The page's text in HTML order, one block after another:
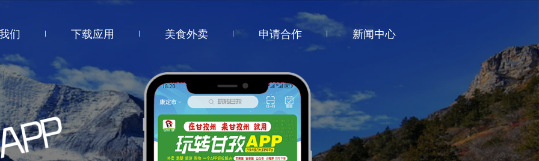
们 下载应用 美食外卖 申请合作 新闻中心